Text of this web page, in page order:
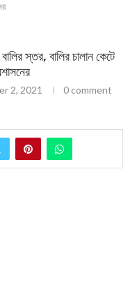
স্তর, বালির চালান কেটে
2, 2021 0 comment